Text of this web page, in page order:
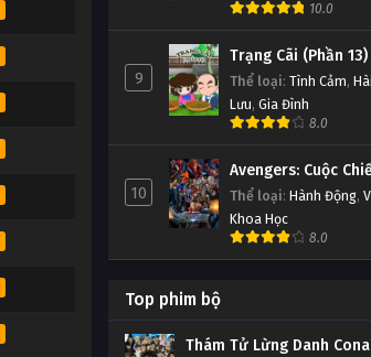
10.0
9
Trạng Cãi (Phần 13)
Thể loại: Tình Cảm,
Lưu, Gia Đình
8.0
10
Avengers: Cuộc
Thể loại: Hành Động,
Khoa Học
8.0
Top phim bộ
Thám Tử Lừng Danh